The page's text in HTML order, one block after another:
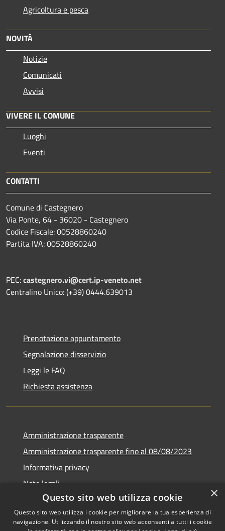
Agricoltura e pesca
NOVITÀ
Notizie
Comunicati
Avvisi
VIVERE IL COMUNE
Luoghi
Eventi
CONTATTI
Comune di Castegnero
Via Ponte, 64 - 36020 - Castegnero
Codice Fiscale: 00528860240
Partita IVA: 00528860240
PEC:castegnero.vi@cert.ip-veneto.net
Centralino Unico: (+39) 0444.639013
Prenotazione appuntamento
Segnalazione disservizio
Leggi le FAQ
Richiesta assistenza
Amministrazione trasparente
Amministrazione trasparente fino al 08/08/2023
Informativa privacy
Note legali
Dichiarazione di accessibilità
×
Questo sito web utilizza cookie
Questo sito web utilizza i cookie per migliorare la tua esperienza di
navigazione. Utilizzando il nostro sito web acconsenti a tutti i cookie